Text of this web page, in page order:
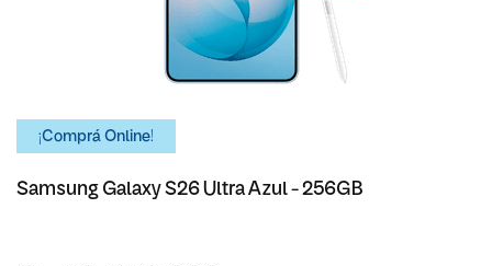
¡Comprá Online!
Samsung Galaxy S26 Ultra Azul - 256GB